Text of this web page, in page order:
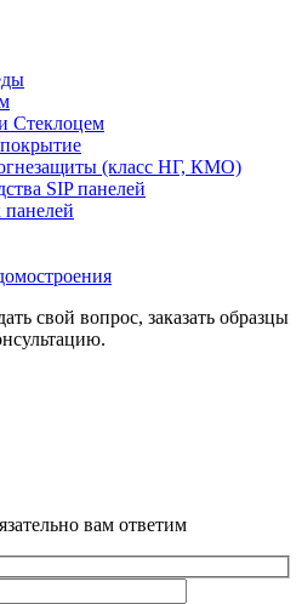
Стеклоцем
(класс НГ, КМО)
SIP панелей
панелей
свой вопрос, заказать образцы
вам ответим